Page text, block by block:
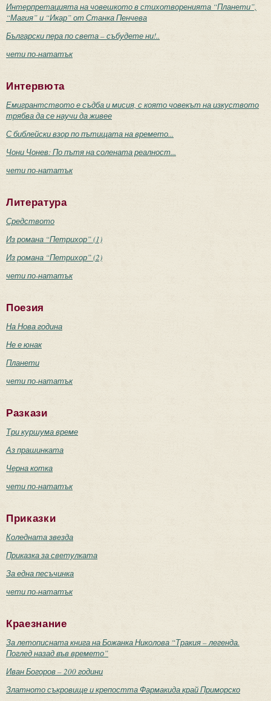
Интерпретацията на човешкото в стихотворенията “Планети”,
“Магия” и “Икар” от Станка Пенчева
Български пера по света – събудете ни!..
чети по-нататък
Интервюта
Емигрантството е съдба и мисия, с която човекът на изкуството
трябва да се научи да живее
С библейски взор по пътищата на времето...
Чони Чонев: По пътя на солената реалност...
чети по-нататък
Литература
Средството
Из романа “Петрихор” (1)
Из романа “Петрихор” (2)
чети по-нататък
Поезия
На Нова година
Не е юнак
Планети
чети по-нататък
Разкази
Три куршума време
Аз прашинката
Черна котка
чети по-нататък
Приказки
Коледната звезда
Приказка за светулката
За една песъчинка
чети по-нататък
Краезнание
За летописната книга на Божанка Николова “Тракия – легенда.
Поглед назад във времето”
Иван Богоров – 200 години
Златното съкровище и крепостта Фармакида край Приморско